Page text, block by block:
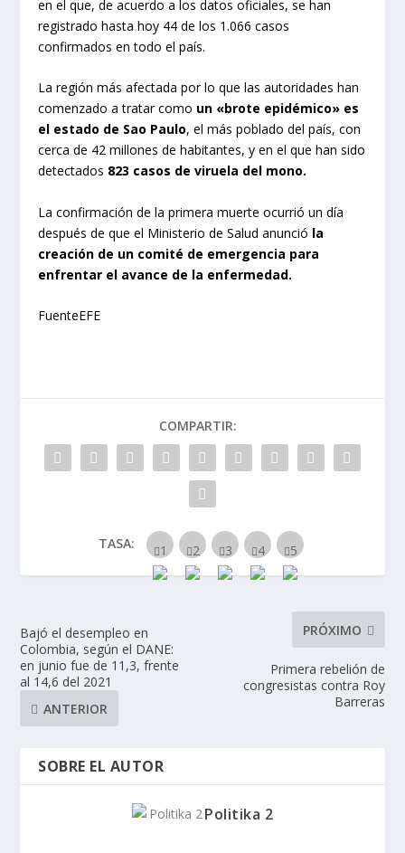
en el que, de acuerdo a los datos oficiales, se han
registrado hasta hoy 44 de los 1.066 casos
confirmados en todo el país.
La región más afectada por lo que las autoridades han
comenzado a tratar como un «brote epidémico» es
el estado de Sao Paulo, el más poblado del país, con
cerca de 42 millones de habitantes, y en el que han sido
detectados 823 casos de viruela del mono.
La confirmación de la primera muerte ocurrió un día
después de que el Ministerio de Salud anunció la
creación de un comité de emergencia para
enfrentar el avance de la enfermedad.
FuenteEFE
COMPARTIR:
TASA:
Bajó el desempleo en
Colombia, según el DANE:
en junio fue de 11,3, frente
al 14,6 del 2021
ANTERIOR
PRÓXIMO
Primera rebelión de
congresistas contra Roy
Barreras
SOBRE EL AUTOR
Politika 2